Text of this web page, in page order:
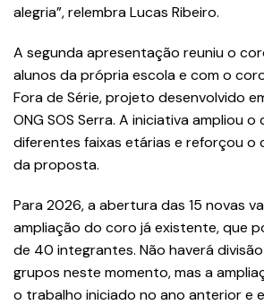
alegria”, relembra Lucas Ribeiro.
A segunda apresentação reuniu o
alunos da própria escola e com o
Fora de Série, projeto desenvolvido
ONG SOS Serra. A iniciativa ampliou
diferentes faixas etárias e reforçou
da proposta.
Para 2026, a abertura das 15 novas
ampliação do coro já existente, que
de 40 integrantes. Não haverá
grupos neste momento, mas a
o trabalho iniciado no ano anterior e